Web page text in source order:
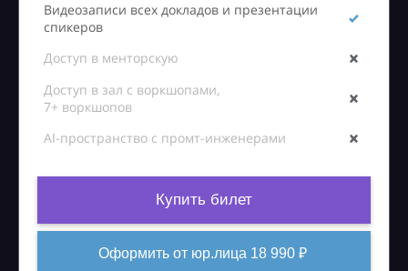
Видеозаписи всех докладов и презентации
спикеров
Доступ в менторскую
Доступ в зал с воркшопами,
7+ воркшопов
AI-пространство с промт-инженерами
Купить билет
Оформить от юр.лица 18 990 ₽